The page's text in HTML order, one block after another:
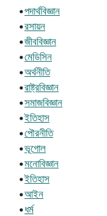
•পদার্থবিজ্ঞান
•রসায়ন
•জীববিজ্ঞান
•মেডিসিন
•অর্থনীতি
•রাষ্ট্রবিজ্ঞান
•সমাজবিজ্ঞান
•ইতিহাস
•পৌরনীতি
•ভূগোল
•মনোবিজ্ঞান
•ইতিহাস
•আইন
•ধর্ম